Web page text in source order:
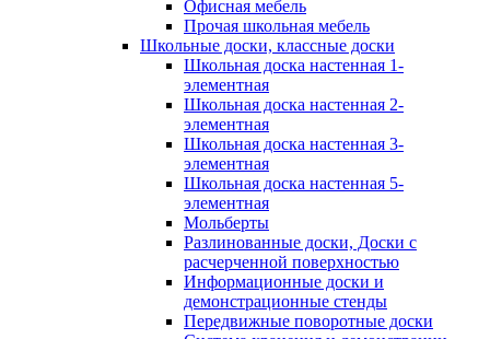
Офисная мебель
Прочая школьная мебель
Школьные доски, классные доски
Школьная доска настенная 1-
элементная
Школьная доска настенная 2-
элементная
Школьная доска настенная 3-
элементная
Школьная доска настенная 5-
элементная
Мольберты
Разлинованные доски, Доски с
расчерченной поверхностью
Информационные доски и
демонстрационные стенды
Передвижные поворотные доски